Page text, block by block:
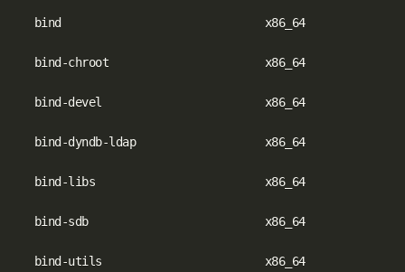
bind                              x86_64
bind-chroot                       x86_64
bind-devel                        x86_64
bind-dyndb-ldap                   x86_64
bind-libs                         x86_64
bind-sdb                          x86_64
bind-utils                        x86_64